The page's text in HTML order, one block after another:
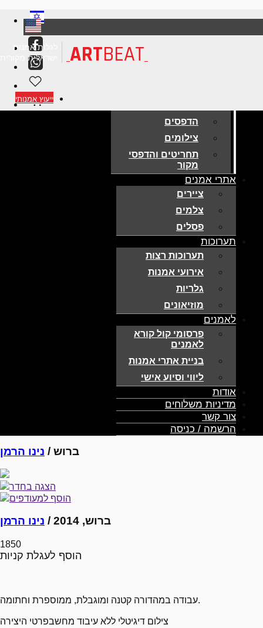
לגלות אמנות
ישראלית מקורית
ARTBEAT
ייעוץ אמנותי
הדפסים
צילומים
תחריטים והדפסי
מקור
אתרי אמנים
ציירים
צלמים
פסלים
תערוכות
תערוכות רצות
אירועי אמנות
גלריות
מוזיאונים
לאמנים
פרסומי קול קורא
לאמנים
בניית אתרי אמנות
ליווי וסיוע אישי
אודות
מדיניות משלוחים
צור קשר
הרשמה / כניסה
ברוש / נינו הרמן
הצגה בחדר
הוסף למעודפים
ברוש, 2014 / נינו הרמן
1850
הוסף לעגלת קניות
עבודה במהדורה קטנה ומוגבלת, ממוספרת וחתומה.
פרטי היצירהצילום דיגיטלי ללא עיבוד מחשב